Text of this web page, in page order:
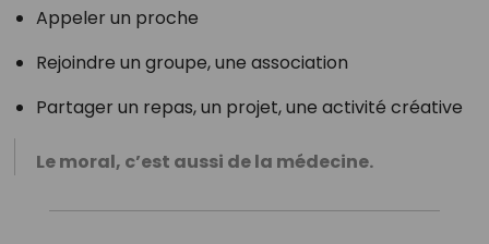
Appeler un proche
Rejoindre un groupe, une association
Partager un repas, un projet, une activité créative
Le moral, c’est aussi de la médecine.